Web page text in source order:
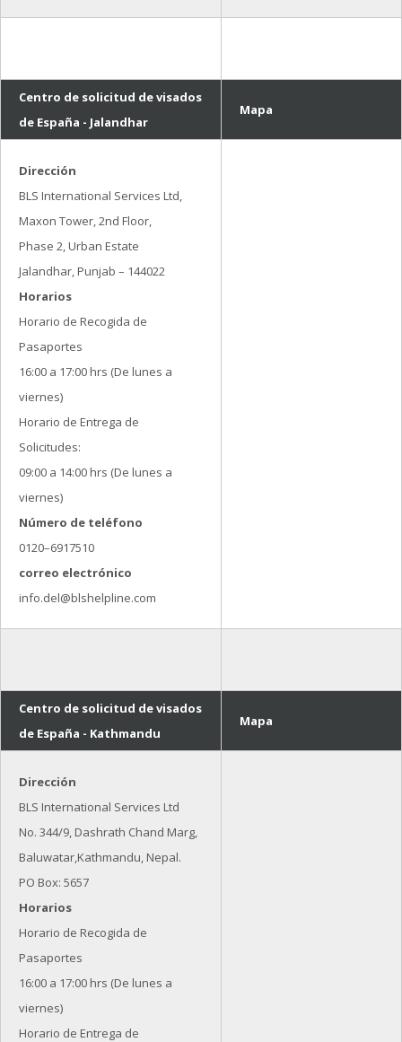
Centro de solicitud de visados
de España - Jalandhar
Mapa
Dirección
BLS International Services Ltd,
Maxon Tower, 2nd Floor,
Phase 2, Urban Estate
Jalandhar, Punjab – 144022
Horarios
Horario de Recogida de
Pasaportes
16:00 a 17:00 hrs (De lunes a
viernes)
Horario de Entrega de
Solicitudes:
09:00 a 14:00 hrs (De lunes a
viernes)
Número de teléfono
0120–6917510
correo electrónico
info.del@blshelpline.com
Centro de solicitud de visados
de España - Kathmandu
Mapa
Dirección
BLS International Services Ltd
No. 344/9, Dashrath Chand Marg,
Baluwatar,Kathmandu, Nepal.
PO Box: 5657
Horarios
Horario de Recogida de
Pasaportes
16:00 a 17:00 hrs (De lunes a
viernes)
Horario de Entrega de